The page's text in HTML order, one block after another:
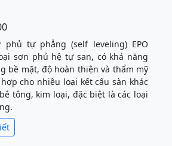
phủ tự phẳng (self leveling) EPO
sơn phủ hệ tự san, có khả năng
bề mặt, độ hoàn thiện và thẩm mỹ
cho nhiều loại kết cấu sàn khác
tông, kim loại, đặc biệt là các loại